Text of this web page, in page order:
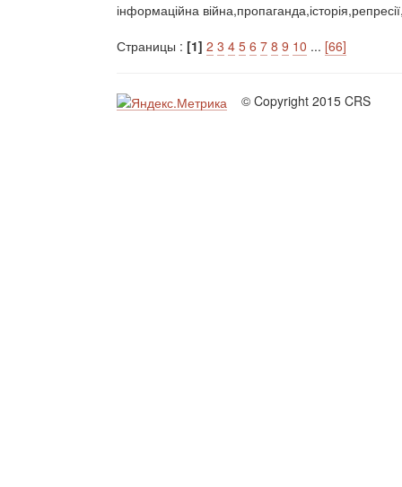
інформаційна
Страницы : [1] 2 3 4 5 6 7 8 9 10 ... [66]
© Copyright 2015 CRS